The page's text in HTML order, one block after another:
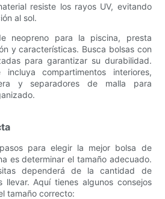
resiste los rayos UV, evitando
al sol.
neopreno para la piscina, presta
y características. Busca bolsas con
para garantizar su durabilidad.
compartimentos interiores,
y separadores de malla para
para elegir la mejor bolsa de
es determinar el tamaño adecuado.
dependerá de la cantidad de
llevar. Aquí tienes algunos consejos
tamaño correcto: